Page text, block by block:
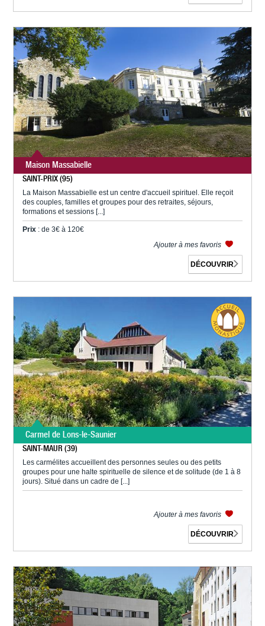
Maison Massabielle
SAINT-PRIX (95)
La Maison Massabielle est un centre d'accueil spirituel. Elle reçoit
des couples, familles et groupes pour des retraites, séjours,
formations et sessions [...]
Prix : de 3€ à 120€
Ajouter à mes favoris
DÉCOUVRIR
Carmel de Lons-le-Saunier
SAINT-MAUR (39)
Les carmélites accueillent des personnes seules ou des petits
groupes pour une halte spirituelle de silence et de solitude (de 1 à 8
jours). Situé dans un cadre de [...]
Ajouter à mes favoris
DÉCOUVRIR